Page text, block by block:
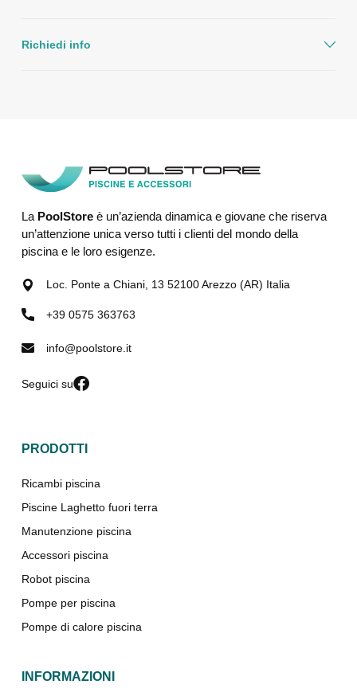
Richiedi info
La PoolStoreè un’azienda dinamica e giovane che riserva
un’attenzione unica verso tutti i clienti del mondo della
piscina e le loro esigenze.
Loc. Ponte a Chiani, 13 52100 Arezzo (AR) Italia
+39 0575 363763
info@poolstore.it
Seguici su
PRODOTTI
Ricambi piscina
Piscine Laghetto fuori terra
Manutenzione piscina
Accessori piscina
Robot piscina
Pompe per piscina
Pompe di calore piscina
INFORMAZIONI